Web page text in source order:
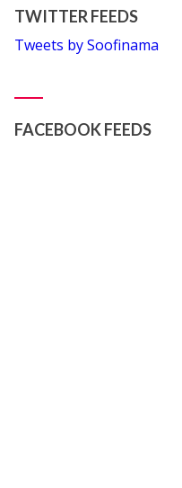
TWITTER FEEDS
Tweets by Soofinama
FACEBOOK FEEDS